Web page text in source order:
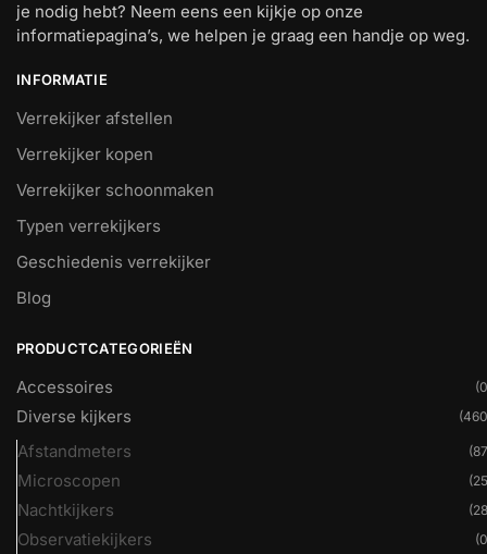
je nodig hebt? Neem eens een kijkje op onze
informatiepagina’s, we helpen je graag een handje op weg.
INFORMATIE
Verrekijker afstellen
Verrekijker kopen
Verrekijker schoonmaken
Typen verrekijkers
Geschiedenis verrekijker
Blog
PRODUCTCATEGORIEËN
Accessoires
Diverse kijkers
Afstandmeters
Microscopen
Nachtkijkers
Observatiekijkers